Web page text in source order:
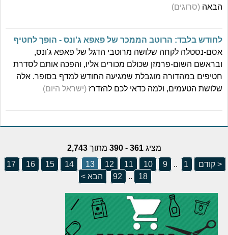
הבאה (סרוגים)
לחודש בלבד: הרוטב הממכר של פאפא ג'ונס - הופך לחטיף
אסם-נסטלה לקחה שלושה מרוטבי הדגל של פאפא ג'ונס,
ובראשם השום-פרמזן שכולם מכורים אליו, והפכה אותם לסדרת
חטיפים במהדורה מוגבלת שמגיעה החודש למדף בסופר. אלה
שלושת הטעמים, ולמה כדאי לכם להזדרז (ישראל היום)
מציג361 - 390 מתוך2,743
< קודם
1
..
9
10
11
12
13
14
15
16
17
18
..
92 הבא >